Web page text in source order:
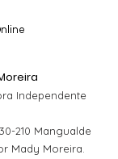
Independente
210 Mangualde
Mady Moreira.